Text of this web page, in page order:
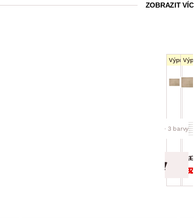
ZOBRAZIT
Výprodej
+ 3 barvy+ 3 barvy
1